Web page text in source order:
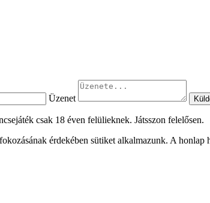
Üzenet
csak 18 éven felülieknek. Játsszon felelősen.
érdekében sütiket alkalmazunk. A honlap